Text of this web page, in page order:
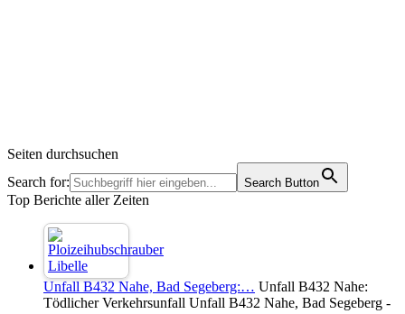
Seiten durchsuchen
Search for:
Search Button
Top Berichte aller Zeiten
Unfall B432 Nahe, Bad Segeberg:… Unfall B432 Nahe:
Tödlicher Verkehrsunfall Unfall B432 Nahe, Bad Segeberg -